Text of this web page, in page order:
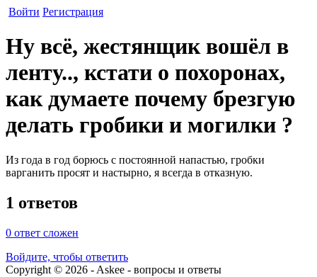
Войти Регистрация
Ну всё, жестянщик вошёл в
ленту.., кстати о похоронах,
как думаете почему брезгую
делать гробики и могилки ?
Из года в год борюсь с постоянной напастью, гробки
варганить просят и настырно, я всегда в отказную.
1 ответов
0 ответ сложен
Войдите, чтобы ответить
Copyright © 2026 - Askee - вопросы и ответы